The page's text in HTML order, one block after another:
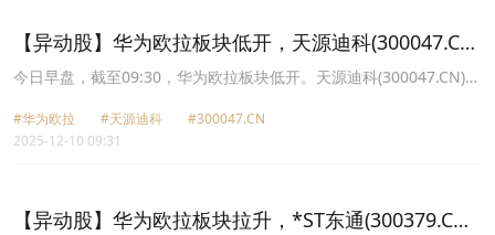
【异动股】华为欧拉板块低开，天源迪科(300047.CN)
跌12.82%
今日早盘，截至09:30，华为欧拉板块低开。天源迪科(300047.CN)跌
科技(300598.CN)跌0.82%报46.0元，拓维信息(002261.CN)跌0.65%
报30.4元，普元信息(688118.CN)跌0.53%报24.25元，中国软件
#华为欧拉 #天源迪科
#300047.CN
2025-12-10 09:31
【异动股】华为欧拉板块拉升，*ST东通(300379.CN)